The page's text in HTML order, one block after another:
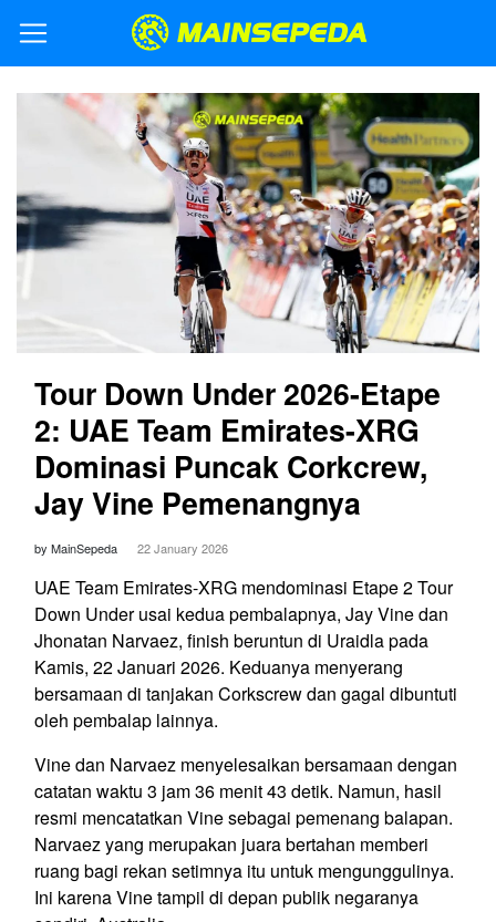
Tour Down Under 2026-Etape
2: UAE Team Emirates-XRG
Dominasi Puncak Corkcrew,
Jay Vine Pemenangnya
by MainSepeda 22 January 2026
UAE Team Emirates-XRG mendominasi Etape 2 Tour
Down Under usai kedua pembalapnya, Jay Vine dan
Jhonatan Narvaez, finish beruntun di Uraidla pada
Kamis, 22 Januari 2026. Keduanya menyerang
bersamaan di tanjakan Corkscrew dan gagal dibuntuti
oleh pembalap lainnya.
Vine dan Narvaez menyelesaikan bersamaan dengan
catatan waktu 3 jam 36 menit 43 detik. Namun, hasil
resmi mencatatkan Vine sebagai pemenang balapan.
Narvaez yang merupakan juara bertahan memberi
ruang bagi rekan setimnya itu untuk mengunggulinya.
Ini karena Vine tampil di depan publik negaranya